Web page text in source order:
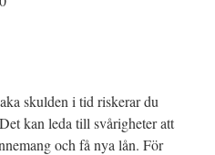
skulden i tid riskerar du
kan leda till svårigheter att
och få nya lån. För